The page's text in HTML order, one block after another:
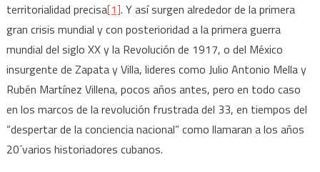
territorialidad precisa[1]. Y así surgen alrededor de la primera
gran crisis mundial y con posterioridad a la primera guerra
mundial del siglo XX y la Revolución de 1917, o del México
insurgente de Zapata y Villa, lideres como Julio Antonio Mella y
Rubén Martínez Villena, pocos años antes, pero en todo caso
en los marcos de la revolución frustrada del 33, en tiempos del
“despertar de la conciencia nacional” como llamaran a los años
20´varios historiadores cubanos.